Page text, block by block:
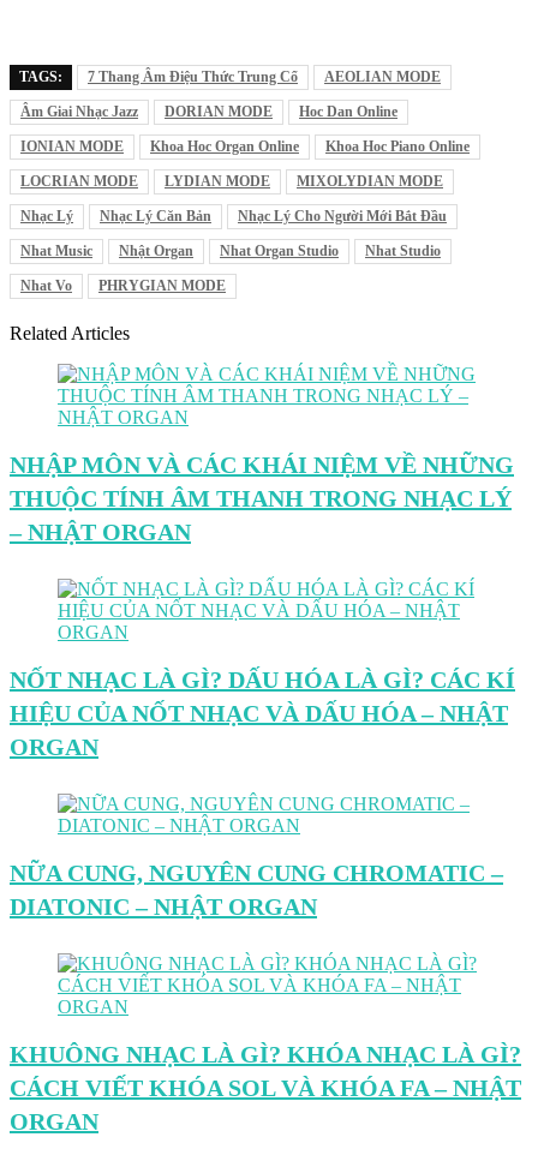
TAGS: 7 Thang Âm Điệu Thức Trung Cổ AEOLIAN MODE
Âm Giai Nhạc Jazz DORIAN MODE Hoc Dan Online
IONIAN MODE Khoa Hoc Organ Online Khoa Hoc Piano Online
LOCRIAN MODE LYDIAN MODE MIXOLYDIAN MODE
Nhạc Lý Nhạc Lý Căn Bản Nhạc Lý Cho Người Mới Bắt Đầu
Nhat Music Nhật Organ Nhat Organ Studio Nhat Studio
Nhat Vo PHRYGIAN MODE
Related Articles
NHẬP MÔN VÀ CÁC KHÁI NIỆM VỀ NHỮNG
THUỘC TÍNH ÂM THANH TRONG NHẠC LÝ
– NHẬT ORGAN
NỐT NHẠC LÀ GÌ? DẤU HÓA LÀ GÌ? CÁC KÍ
HIỆU CỦA NỐT NHẠC VÀ DẤU HÓA – NHẬT
ORGAN
NỮA CUNG, NGUYÊN CUNG CHROMATIC –
DIATONIC – NHẬT ORGAN
KHUÔNG NHẠC LÀ GÌ? KHÓA NHẠC LÀ GÌ?
CÁCH VIẾT KHÓA SOL VÀ KHÓA FA – NHẬT
ORGAN